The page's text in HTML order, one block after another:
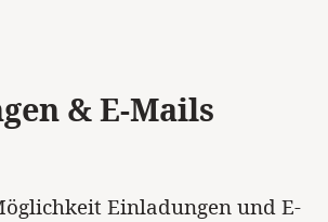
& E-Mails
Einladungen und E-